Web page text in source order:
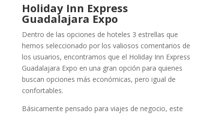
Holiday Inn Express
Guadalajara Expo
Dentro de las opciones de hoteles 3 estrellas que
hemos seleccionado por los valiosos comentarios de
los usuarios, encontramos que el Holiday Inn Express
Guadalajara Expo en una gran opción para quienes
buscan opciones más económicas, pero igual de
confortables.
Básicamente pensado para viajes de negocio, este